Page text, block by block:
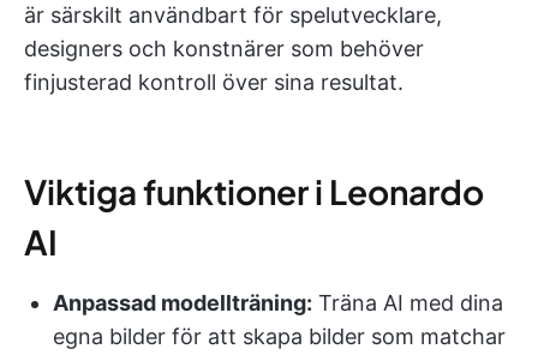
är särskilt användbart för spelutvecklare,
designers och konstnärer som behöver
finjusterad kontroll över sina resultat.
Viktiga funktioner i Leonardo
AI
Anpassad modellträning: Träna AI med dina
egna bilder för att skapa bilder som matchar